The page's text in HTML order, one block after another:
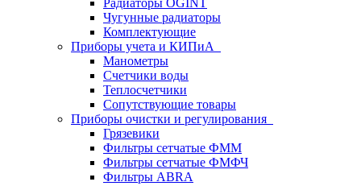
Радиаторы OGINT
Чугунные радиаторы
Комплектующие
Приборы учета и КИПиА
Манометры
Счетчики воды
Теплосчетчики
Сопутствующие товары
Приборы очистки и регулирования
Грязевики
Фильтры сетчатые ФММ
Фильтры сетчатые ФМФЧ
Фильтры ABRA